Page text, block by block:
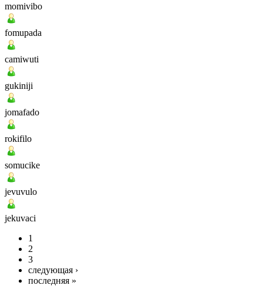
momivibo
fomupada
camiwuti
gukiniji
jomafado
rokifilo
somucike
jevuvulo
jekuvaci
1
2
3
следующая ›
последняя »